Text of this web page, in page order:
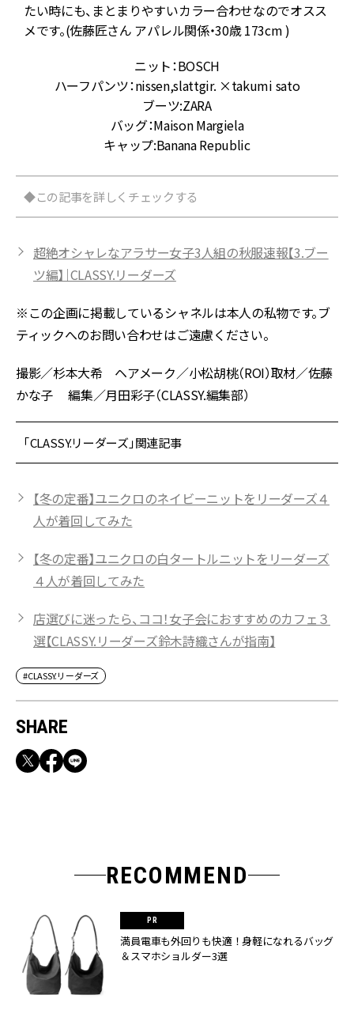
たい時にも、まとまりやすいカラー合わせなのでオスス
メです。(佐藤匠さん アパレル関係・30歳 173cm )
ニット：BOSCH
ハーフパンツ：nissen,slattgir. ×takumi sato
ブーツ:ZARA
バッグ：Maison Margiela
キャップ:Banana Republic
◆この記事を詳しくチェックする
超絶オシャレなアラサー女子3人組の秋服速報【3.ブー
ツ編】｜CLASSY.リーダーズ
※この企画に掲載しているシャネルは本人の私物です。ブ
ティックへのお問い合わせはご遠慮ください。
撮影／杉本大希 ヘアメーク／小松胡桃（ROI）取材／佐藤
かな子 編集／月田彩子（CLASSY.編集部）
「CLASSY.リーダーズ」関連記事
【冬の定番】ユニクロのネイビーニットをリーダーズ４
人が着回してみた
【冬の定番】ユニクロの白タートルニットをリーダーズ
４人が着回してみた
店選びに迷ったら、ココ！女子会におすすめのカフェ３
選【CLASSY.リーダーズ鈴木詩織さんが指南】
#CLASSY.リーダーズ
SHARE
RECOMMEND
満員電車も外回りも快適！身軽になれるバッグ
＆スマホショルダー3選